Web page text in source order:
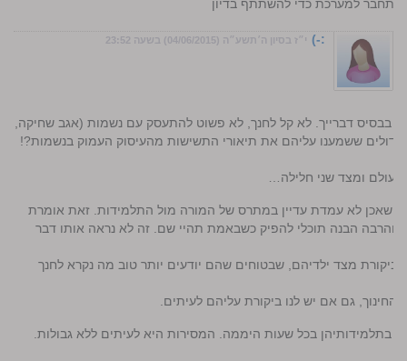
התחבר למערכת כדי להשתתף בדיון
:-) י״ז בסיון ה׳תשע״ה (04/06/2015) בשעה 23:52
בבסיס דברייך. לא קל לחנך, לא פשוט להתעסק עם נשמות (אגב שחיקה,
ששמענו עליהם את תיאורי התשישות מהעיסוק העמוק בנשמות?!
עולם ומצד שני חלילה…
שאכן לא עמדת עדיין במתרס של המורה מול התלמידות. זאת אומרת
והרבה הבנה תוכלי להפיק כשבאמת תהיי שם. זה לא נראה אותו דבר
לביקורת מצד ילדיהם, שבטוחים שהם יודעים יותר טוב מה נקרא לחנך
גם אם יש לנו ביקורת עליהם לעיתים.
בתלמידותיהן בכל שעות היממה. המסירות היא לעיתים ללא גבולות.